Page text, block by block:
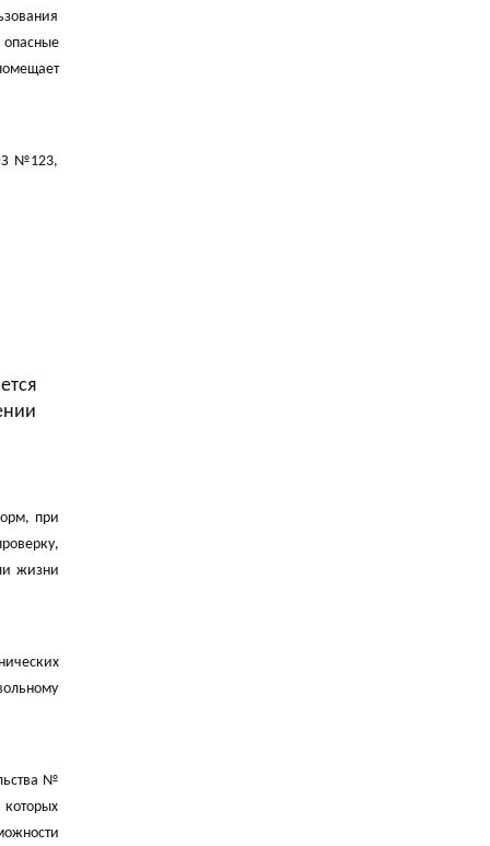
опасные
№123,
при
жизни
№